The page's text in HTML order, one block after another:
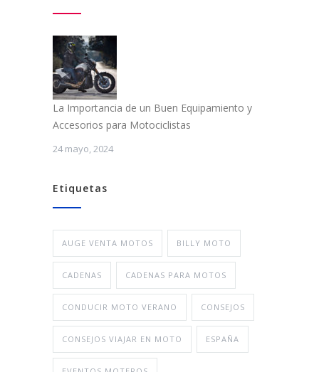
La Importancia de un Buen Equipamiento y
Accesorios para Motociclistas
24 mayo, 2024
Etiquetas
AUGE VENTA MOTOS BILLY MOTO
CADENAS CADENAS PARA MOTOS
CONDUCIR MOTO VERANO CONSEJOS
CONSEJOS VIAJAR EN MOTO ESPAÑA